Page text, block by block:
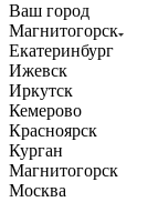
Ваш город
Магнитогорск
Екатеринбург
Ижевск
Иркутск
Кемерово
Красноярск
Курган
Магнитогорск
Москва